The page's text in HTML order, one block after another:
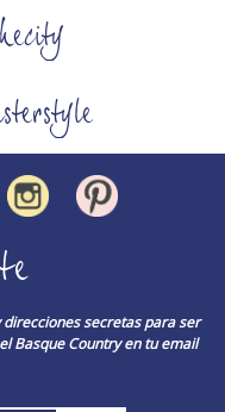
secretas para ser
Basque Country en tu email